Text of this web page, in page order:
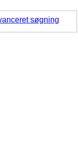
søgning